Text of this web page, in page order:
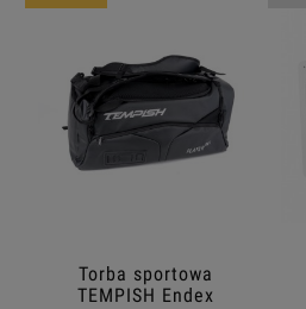
Torba sportowa
TEMPISH Endex